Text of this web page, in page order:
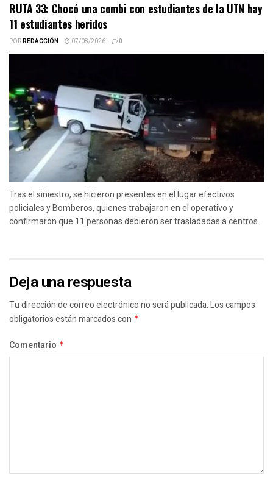
RUTA 33: Chocó una combi con estudiantes de la UTN hay
11 estudiantes heridos
PORREDACCIÓN 07/08/2026 0
Tras el siniestro, se hicieron presentes en el lugar efectivos
policiales y Bomberos, quienes trabajaron en el operativo y
confirmaron que 11 personas debieron ser trasladadas a centros...
Deja una respuesta
Tu dirección de correo electrónico no será publicada.Los campos
obligatorios están marcados con *
Comentario *